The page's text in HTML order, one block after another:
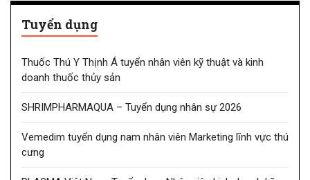
Tuyển dụng
Thuốc Thú Y Thịnh Á tuyển nhân viên kỹ thuật và kinh
doanh thuốc thủy sản
SHRIMPHARMAQUA – Tuyển dụng nhân sự 2026
Vemedim tuyển dụng nam nhân viên Marketing lĩnh vực thú
cưng